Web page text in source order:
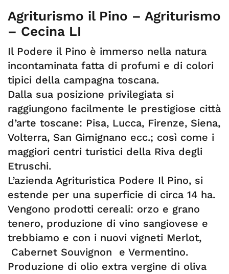
Agriturismo il Pino – Agriturismo
– Cecina LI
Il Podere il Pino è immerso nella natura
incontaminata fatta di profumi e di colori
tipici della campagna toscana.
Dalla sua posizione privilegiata si
raggiungono facilmente le prestigiose città
d’arte toscane: Pisa, Lucca, Firenze, Siena,
Volterra, San Gimignano ecc.; così come i
maggiori centri turistici della Riva degli
Etruschi.
L’azienda Agrituristica Podere Il Pino, si
estende per una superficie di circa 14 ha.
Vengono prodotti cereali: orzo e grano
tenero, produzione di vino sangiovese e
trebbiamo e con i nuovi vigneti Merlot,
Cabernet Souvignon e Vermentino.
Produzione di olio extra vergine di oliva